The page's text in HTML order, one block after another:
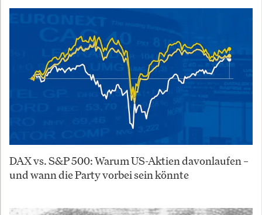
DAX vs. S&P 500: Warum US-Aktien davonlaufen –
und wann die Party vorbei sein könnte